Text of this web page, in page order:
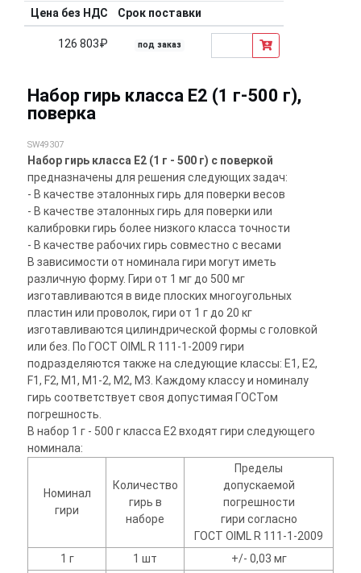
Цена без НДС Срок поставки
126 803₽ под заказ
Набор гирь класса E2 (1 г-500 г),
поверка
SW49307
Набор гирь класса E2 (1 г - 500 г) с поверкой
предназначены для решения следующих задач:
- В качестве эталонных гирь для поверки весов
- В качестве эталонных гирь для поверки или
калибровки гирь более низкого класса точности
- В качестве рабочих гирь совместно с весами
В зависимости от номинала гири могут иметь
различную форму. Гири от 1 мг до 500 мг
изготавливаются в виде плоских многоугольных
пластин или проволок, гири от 1 г до 20 кг
изготавливаются цилиндрической формы с головкой
или без. По ГОСТ OIML R 111-1-2009 гири
подразделяются также на следующие классы: E1, E2,
F1, F2, M1, M1-2, M2, M3. Каждому классу и номиналу
гирь соответствует своя допустимая ГОСТом
погрешность.
В набор 1 г - 500 г класса Е2 входят гири следующего
номинала:
Номинал
гири
Количество
гирь в
наборе
Пределы
допускаемой
погрешности
гири согласно
ГОСТ OIML R 111-1-2009
1 г
1 шт
+/- 0,03 мг